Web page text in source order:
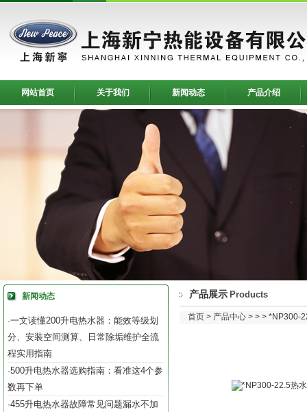
网站首页 关于我们 新闻动态 产品介绍
新闻动态
·一文读懂200升电热水器：能效等级划
分、安装空间测算、日常除垢维护全流
程实用指南
·500升电热水器选购指南：看准这4个参
数再下单
·455升电热水器故障常见问题漏水不加
产品展示 Products
首页 > 产品中心 > > > *NP300-